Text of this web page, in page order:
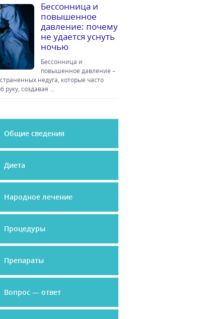
Бессонница и
повышенное
давление: почему
не удается уснуть
ночью
Бессонница и
повышенное давление –
недуга, которые часто
руку, создавая …
Общие сведения
Диета
Народное лечение
Процедуры
Препараты
Вопрос — ответ